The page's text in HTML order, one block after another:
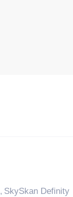
, SkySkan Definity